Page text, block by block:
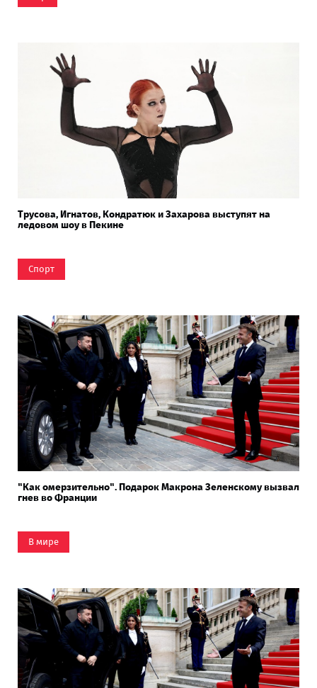
Трусова, Игнатов, Кондратюк и Захарова выступят на
ледовом шоу в Пекине
Спорт
"Как омерзительно". Подарок Макрона Зеленскому вызвал
гнев во Франции
В мире